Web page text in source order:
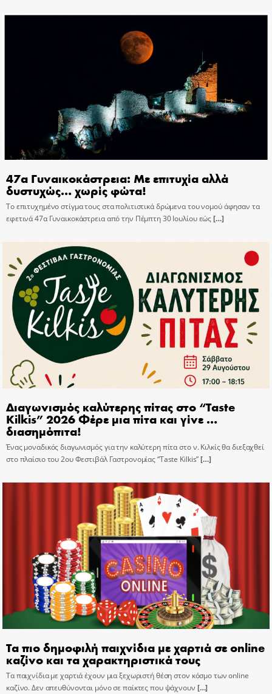
47α Γυναικοκάστρεια: Με επιτυχία αλλά
δυστυχώς… χωρίς φώτα!
Το επιτυχημένο στίγμα τους στα πολιτιστικά δρώμενα του νομού άφησαν τα
εφετινά 47α Γυναικοκάστρεια από την Πέμπτη 30 Ιουλίου εώς[…]
Διαγωνισμός καλύτερης πίτας στο “Taste
Kilkis” 2026 Φέρε μια πίτα και γίνε …
διασημόπιτα!
Ένας μοναδικός διαγωνισμός για την καλύτερη πίτα στο ν. Κιλκίς θα διεξαχθεί
στο πλαίσιο του 2ου Φεστιβάλ Γαστρονομίας “Taste Kilkis”[…]
Τα πιο δημοφιλή παιχνίδια με χαρτιά σε online
καζίνο και τα χαρακτηριστικά τους
Τα παιχνίδια με χαρτιά έχουν μια ξεχωριστή θέση στον κόσμο των online
καζίνο. Δεν απευθύνονται μόνο σε παίκτες που ψάχνουν […]